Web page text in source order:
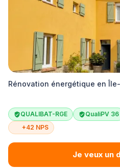
Rénovation énergétique en
QUALIBAT-RGE QualiPV 36
+42 NPS
Je veux un